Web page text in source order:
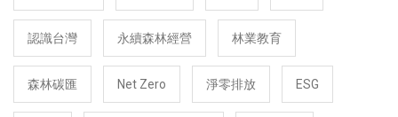
認識台灣 永續森林經營 林業教育
森林碳匯 Net Zero 淨零排放 ESG